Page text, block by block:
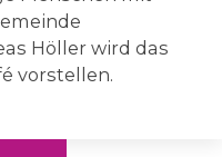
Höller wird das
vorstellen.